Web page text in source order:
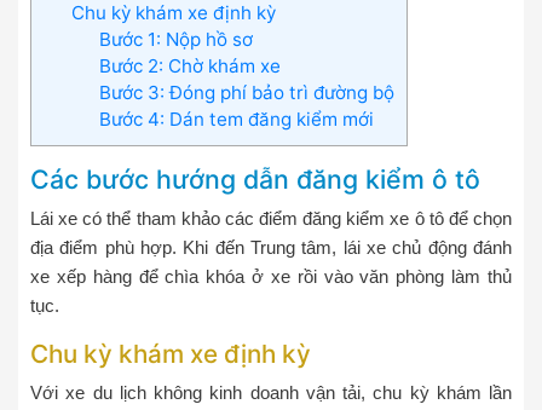
Chu kỳ khám xe định kỳ
Bước 1: Nộp hồ sơ
Bước 2: Chờ khám xe
Bước 3: Đóng phí bảo trì đường bộ
Bước 4: Dán tem đăng kiểm mới
Các bước hướng dẫn đăng kiểm ô tô
Lái xe có thể tham khảo các điểm đăng kiểm xe ô tô để chọn
địa điểm phù hợp. Khi đến Trung tâm, lái xe chủ động đánh
xe xếp hàng để chìa khóa ở xe rồi vào văn phòng làm thủ
tục.
Chu kỳ khám xe định kỳ
Với xe du lịch không kinh doanh vận tải, chu kỳ khám lần